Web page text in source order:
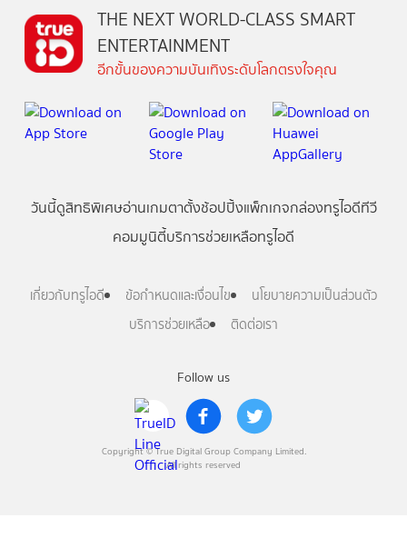
Follow us
Copyright © True Digital Group Company Limited.
All rights reserved
THE NEXT WORLD-CLASS SMART
ENTERTAINMENT
อีกขั้นของความบันเทิงระดับโลกตรงใจคุณ
วันนี้ดูสิทธิพิเศษอ่านเกมตาตั้งช้อปปิ้งแพ็กเกจกล่องทรูไอดีทีวี
คอมมูนิตี้บริการช่วยเหลือทรูไอดี
เกี่ยวกับทรูไอดี ข้อกำหนดและเงื่อนไข
นโยบายความเป็นส่วนตัว
บริการช่วยเหลือ
ติดต่อเรา